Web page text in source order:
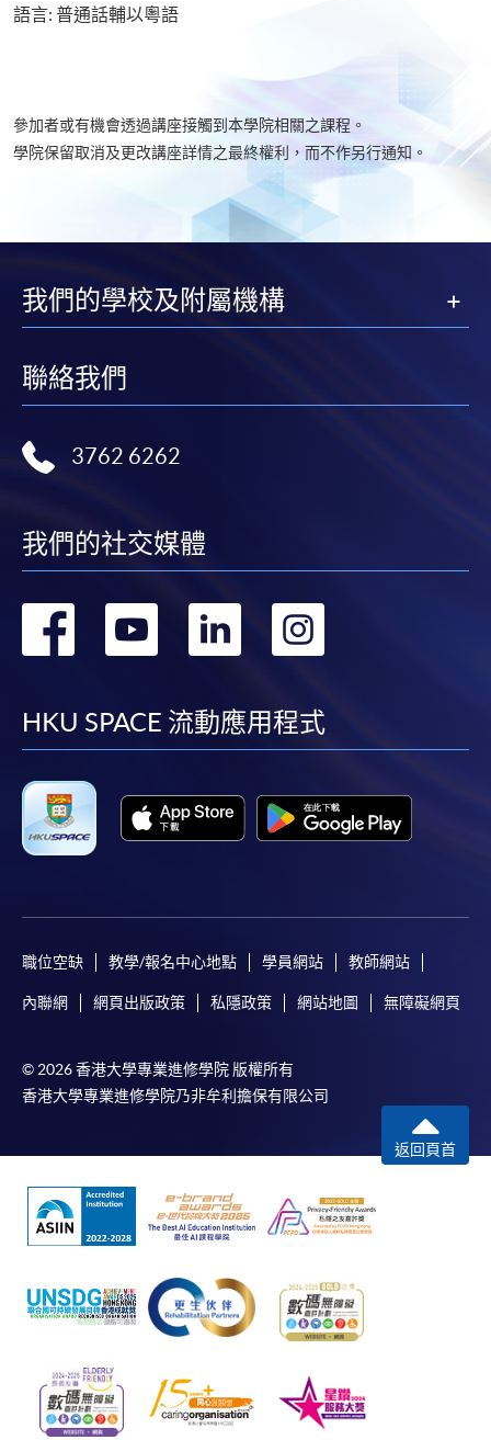
語言: 普通話輔以粵語
參加者或有機會透過講座接觸到本學院相關之課程。
學院保留取消及更改講座詳情之最終權利，而不作另行通知。
我們的學校及附屬機構
聯絡我們
3762 6262
我們的社交媒體
轉
facebook
轉
youtube
轉
linkedin
HKU SPACE 流動應用程式
職位空缺 教學/報名中心地點 學員網站 教師網站
內聯網 網頁出版政策 私隱政策 網站地圖 無障礙網頁
© 2026 香港大學專業進修學院 版權所有
香港大學專業進修學院乃非牟利擔保有限公司
返回頁首